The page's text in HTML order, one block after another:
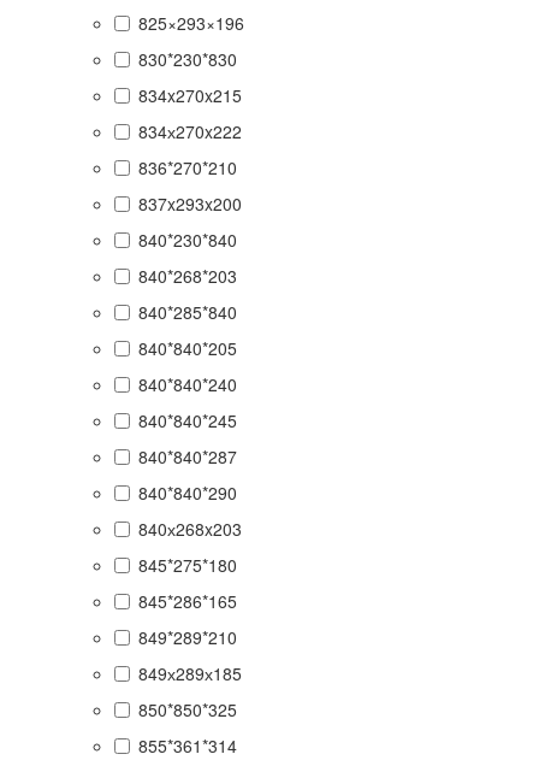
825×293×196
830*230*830
834x270x215
834х270x222
836*270*210
837x293x200
840*230*840
840*268*203
840*285*840
840*840*205
840*840*240
840*840*245
840*840*287
840*840*290
840х268x203
845*275*180
845*286*165
849*289*210
849х289х185
850*850*325
855*361*314